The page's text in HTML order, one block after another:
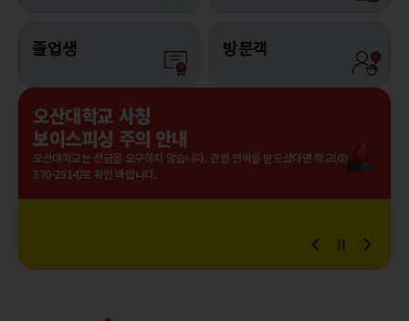
졸업생 방문객
오산대학교 사칭
보이스피싱 주의 안내
오산대학교는 선금을 요구하지 않습니다. 관련 연락을 받으셨다면 학교(031-
370-2514)로 확인 바랍니다.